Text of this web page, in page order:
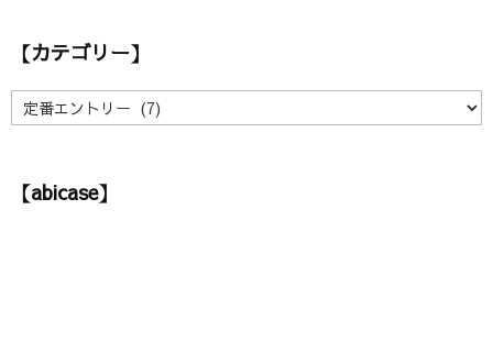
イ
】
【カテゴリー】
【
カ
リ【abicase】